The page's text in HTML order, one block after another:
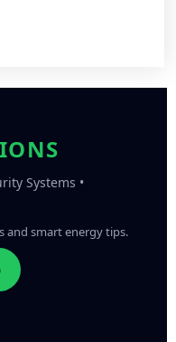
Systems •
and smart energy tips.